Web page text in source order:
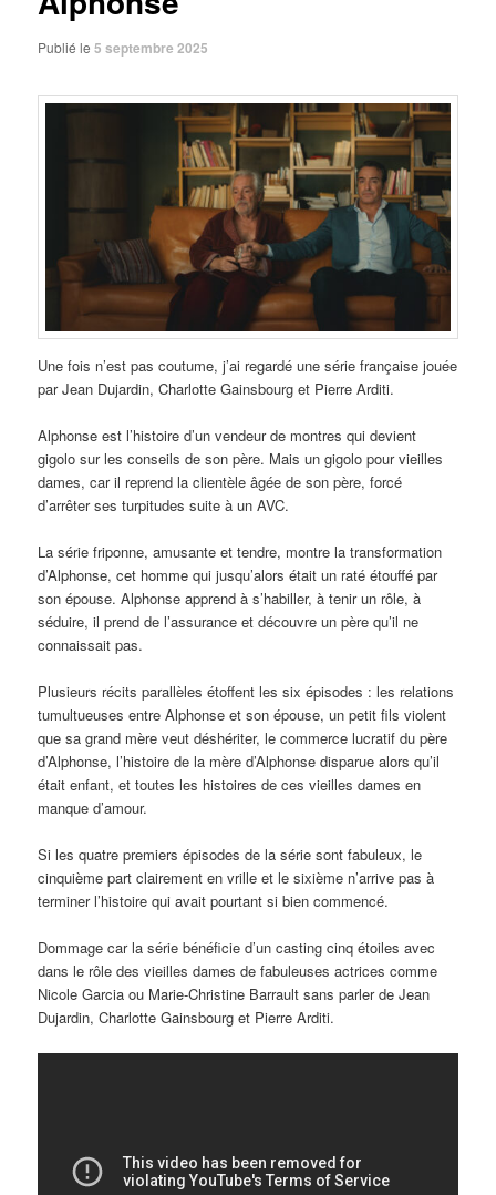
Publié le5 septembre 2025
Une fois n’est pas coutume, j’ai regardé une série française jouée
par Jean Dujardin, Charlotte Gainsbourg et Pierre Arditi.
Alphonse est l’histoire d’un vendeur de montres qui devient
gigolo sur les conseils de son père. Mais un gigolo pour vieilles
dames, car il reprend la clientèle âgée de son père, forcé
d’arrêter ses turpitudes suite à un AVC.
La série friponne, amusante et tendre, montre la transformation
d’Alphonse, cet homme qui jusqu’alors était un raté étouffé par
son épouse. Alphonse apprend à s’habiller, à tenir un rôle, à
séduire, il prend de l’assurance et découvre un père qu’il ne
connaissait pas.
Plusieurs récits parallèles étoffent les six épisodes : les relations
tumultueuses entre Alphonse et son épouse, un petit fils violent
que sa grand mère veut déshériter, le commerce lucratif du père
d’Alphonse, l’histoire de la mère d’Alphonse disparue alors qu’il
était enfant, et toutes les histoires de ces vieilles dames en
manque d’amour.
Si les quatre premiers épisodes de la série sont fabuleux, le
cinquième part clairement en vrille et le sixième n’arrive pas à
terminer l’histoire qui avait pourtant si bien commencé.
Dommage car la série bénéficie d’un casting cinq étoiles avec
dans le rôle des vieilles dames de fabuleuses actrices comme
Nicole Garcia ou Marie-Christine Barrault sans parler de Jean
Dujardin, Charlotte Gainsbourg et Pierre Arditi.